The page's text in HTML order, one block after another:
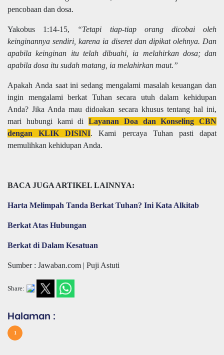
pencobaan dan dosa.
Yakobus 1:14-15, “Tetapi tiap-tiap orang dicobai oleh
keinginannya sendiri, karena ia diseret dan dipikat olehnya. Dan
apabila keinginan itu telah dibuahi, ia melahirkan dosa; dan
apabila dosa itu sudah matang, ia melahirkan maut.”
Apakah Anda saat ini sedang mengalami masalah keuangan dan
ingin mengalami berkat Tuhan secara utuh dalam kehidupan
Anda? Jika Anda mau didoakan secara khusus tentang hal ini,
mari hubungi kami di
Layanan Doa dan Konseling CBN
dengan KLIK DISINI. Kami percaya Tuhan pasti dapat
memulihkan kehidupan Anda.
BACA JUGA ARTIKEL LAINNYA:
Harta Melimpah Tanda Berkat Tuhan? Ini Kata Alkitab
Berkat Atas Hubungan
Berkat di Dalam Kesatuan
Sumber : Jawaban.com | Puji Astuti
Share:
Halaman :
1